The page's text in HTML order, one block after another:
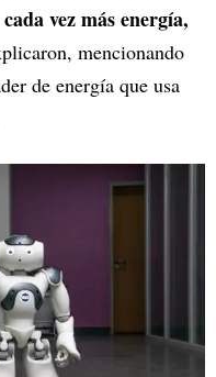
vez más energía,
mencionando
de energía que usa